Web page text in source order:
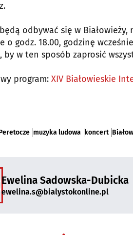
odbywać się w
o godz. 18.00, godzinę
by w ten sposób zaprosić
program: XIV Białowieskie
muzyka ludowa koncert
Ewelina Sadowska-Dubicka
ewelina.s@bialystokonline.pl